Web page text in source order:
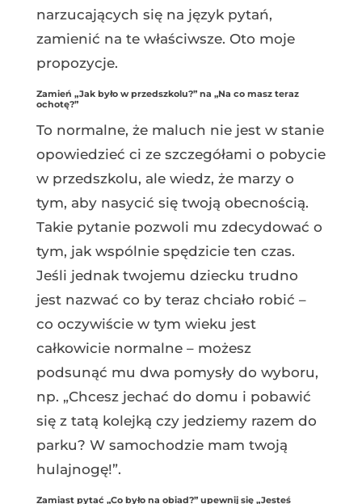
narzucających się na język pytań,
zamienić na te właściwsze. Oto moje
propozycje.
Zamień „Jak było w przedszkolu?” na „Na co masz teraz
ochotę?”
To normalne, że maluch nie jest w stanie
opowiedzieć ci ze szczegółami o pobycie
w przedszkolu, ale wiedz, że marzy o
tym, aby nasycić się twoją obecnością.
Takie pytanie pozwoli mu zdecydować o
tym, jak wspólnie spędzicie ten czas.
Jeśli jednak twojemu dziecku trudno
jest nazwać co by teraz chciało robić –
co oczywiście w tym wieku jest
całkowicie normalne – możesz
podsunąć mu dwa pomysły do wyboru,
np. „Chcesz jechać do domu i pobawić
się z tatą kolejką czy jedziemy razem do
parku? W samochodzie mam twoją
hulajnogę!”.
Zamiast pytać „Co było na obiad?” upewnij się „Jesteś